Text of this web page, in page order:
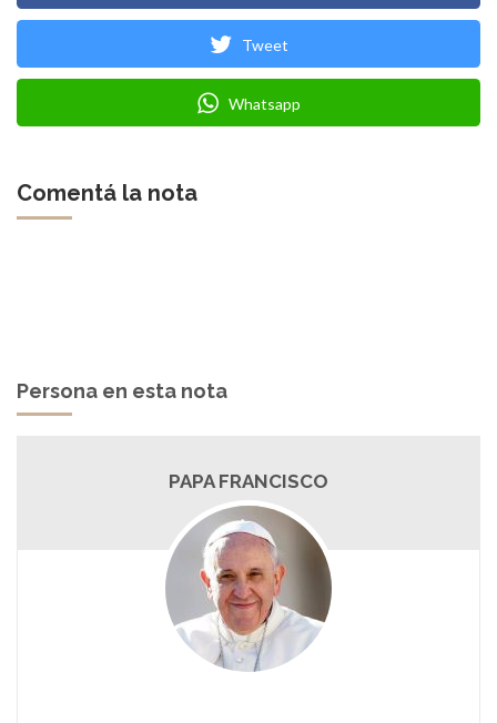
Tweet
Whatsapp
Comentá la nota
Persona en esta nota
PAPA FRANCISCO